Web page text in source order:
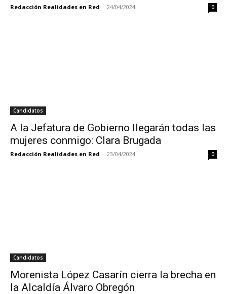
Redacción Realidades en Red - 24/04/2024 0
Candidatos
A la Jefatura de Gobierno llegarán todas las
mujeres conmigo: Clara Brugada
Redacción Realidades en Red - 23/04/2024 0
Candidatos
Morenista López Casarín cierra la brecha en
la Alcaldía Álvaro Obregón